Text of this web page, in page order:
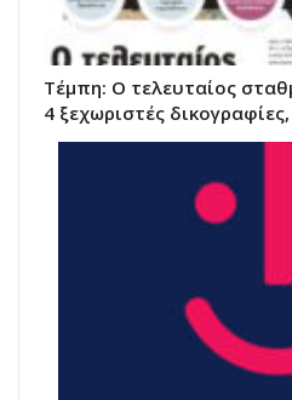
Τέμπη: Ο τελευταίος
4 ξεχωριστές